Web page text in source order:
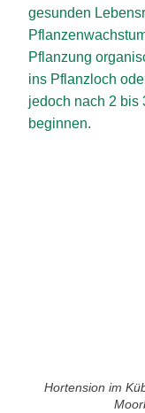
gesunden
Pflanzung
ins Pflanzloch
jedoch nach 2 bis
beginnen.
Hortension im